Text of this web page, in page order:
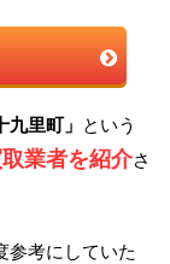
里町」 という
業者を紹介さ
参考にしていた